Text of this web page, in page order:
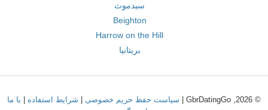
سیدموث
Beighton
Harrow on the Hill
بریتانیا
© 2026, GbrDatingGo | سیاست حفظ حریم خصوصی شرایط استفاده
با ما